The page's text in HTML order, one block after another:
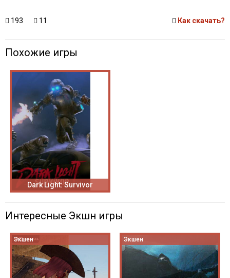
193 11 Как скачать?
Похожие игры
Dark Light: Survivor
Интересные Экшн игры
Экшен Экшен